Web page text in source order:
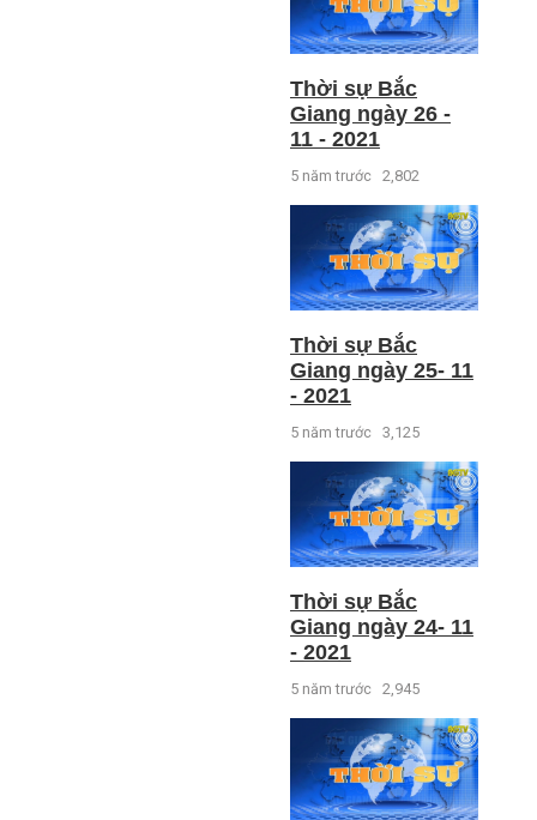
Thời sự Bắc
Giang ngày 26 -
11 - 2021
5 năm trước 2,802
Thời sự Bắc
Giang ngày 25- 11
- 2021
5 năm trước 3,125
Thời sự Bắc
Giang ngày 24- 11
- 2021
5 năm trước 2,945